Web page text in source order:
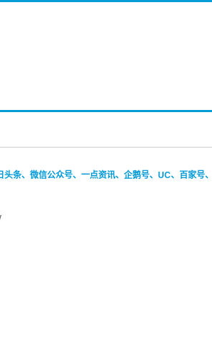
条、微信公众号、一点资讯、企鹅号、UC、百家号、